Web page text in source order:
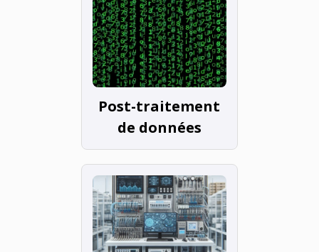
Post-traitement
de données